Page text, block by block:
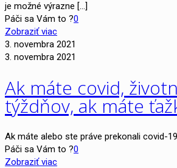
je možné výrazne […]
Páči sa Vám to ?0
Zobraziť viac
3. novembra 2021
3. novembra 2021
Ak máte covid,
týždňov, ak máte
Ak máte alebo ste práve prekonali covid-
Páči sa Vám to ?0
Zobraziť viac